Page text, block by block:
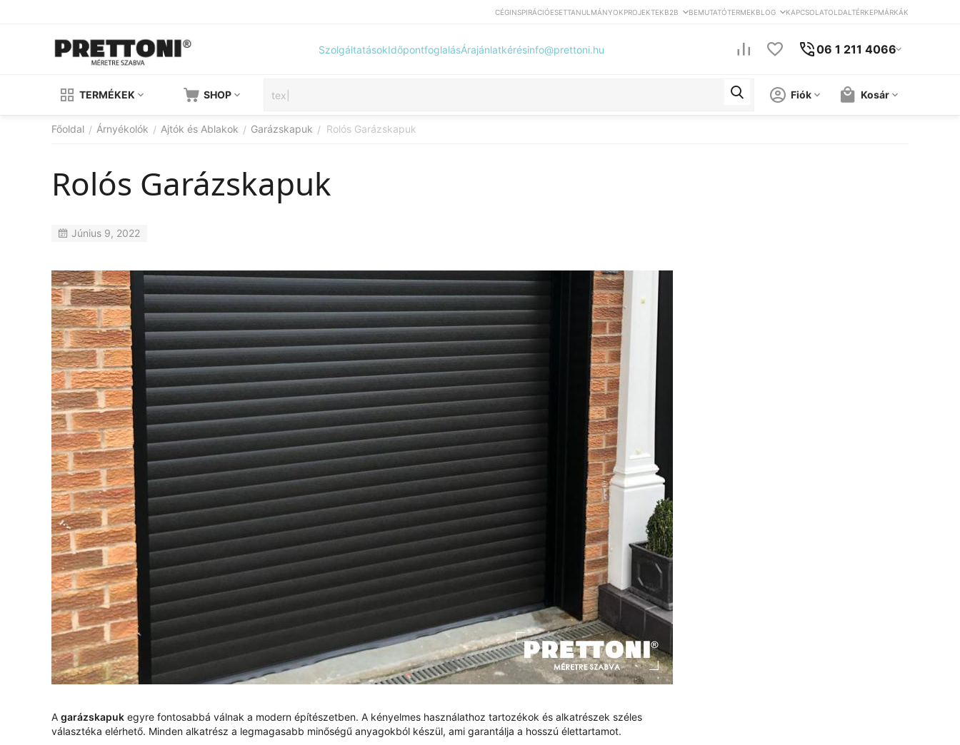
CÉGINSPIRÁCIÓESETTANULMÁNYOKPROJEKTEKB2B BEMUTATÓTERMEKBLOG KAPCSOLATOLDALTÉRKEPMÁRKÁK
SzolgáltatásokIdőpontfoglalásÁrajánlatkérésinfo@prettoni.hu 06 1 211 4066
TERMÉKEK SHOP Kosár
Fiók
Főoldal / Árnyékolók / Ajtók és Ablakok / Garázskapuk / Rolós Garázskapuk
Rolós Garázskapuk
Június 9, 2022
A garázskapuk egyre fontosabbá válnak a modern építészetben. A kényelmes használathoz tartozékok és alkatrészek széles
választéka elérhető. Minden alkatrész a legmagasabb minőségű anyagokból készül, ami garantálja a hosszú élettartamot.